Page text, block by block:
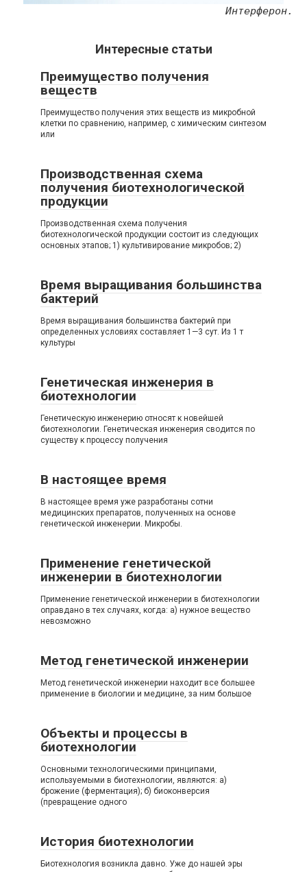
Интерферон.
Интересные статьи
Преимущество получения
веществ
Преимущество получения этих веществ из микробной
клетки по сравнению, например, с химическим синтезом
или
Производственная схема
получения биотехнологической
продукции
Производственная схема получения
биотехнологической продукции состоит из следующих
основных этапов; 1) культивирование микробов; 2)
Время выращивания большинства
бактерий
Время выращивания большинства бактерий при
определенных условиях составляет 1—3 сут. Из 1 т
культуры
Генетическая инженерия в
биотехнологии
Генетическую инженерию относят к новейшей
биотехнологии. Генетическая инженерия сводится по
существу к процессу получения
В настоящее время
В настоящее время уже разработаны сотни
медицинских препаратов, полученных на основе
генетической инженерии. Микробы.
Применение генетической
инженерии в биотехнологии
Применение генетической инженерии в биотехнологии
оправдано в тех случаях, когда: а) нужное вещество
невозможно
Метод генетической инженерии
Метод генетической инженерии находит все большее
применение в биологии и медицине, за ним большое
Объекты и процессы в
биотехнологии
Основными технологическими принципами,
используемыми в биотехнологии, являются: а)
брожение (ферментация); б) биоконверсия
(превращение одного
История биотехнологии
Биотехнология возникла давно. Уже до нашей эры